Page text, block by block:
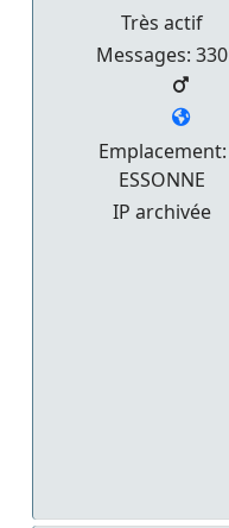
Très actif
Messages: 330
Emplacement:
ESSONNE
IP archivée